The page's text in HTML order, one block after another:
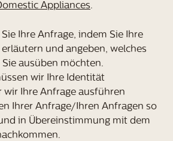
Appliances.
Ihre Anfrage, indem Sie Ihre
erläutern und angeben, welches
ausüben möchten.
wir Ihre Identität
wir Ihre Anfrage ausführen
Ihrer Anfrage/Ihren Anfragen so
in Übereinstimmung mit dem